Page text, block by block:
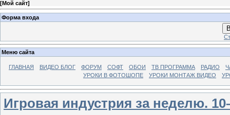
[Мой сайт]
Форма входа
Меню сайта
ГЛАВНАЯ ВИДЕО БЛОГ ФОРУМ СОФТ ОБОИ ТВ ПРОГРАММА РАДИО
УРОКИ В ФОТОШОПЕ
УРОКИ МОНТАЖ ВИДЕО
Игровая индустрия за неделю.